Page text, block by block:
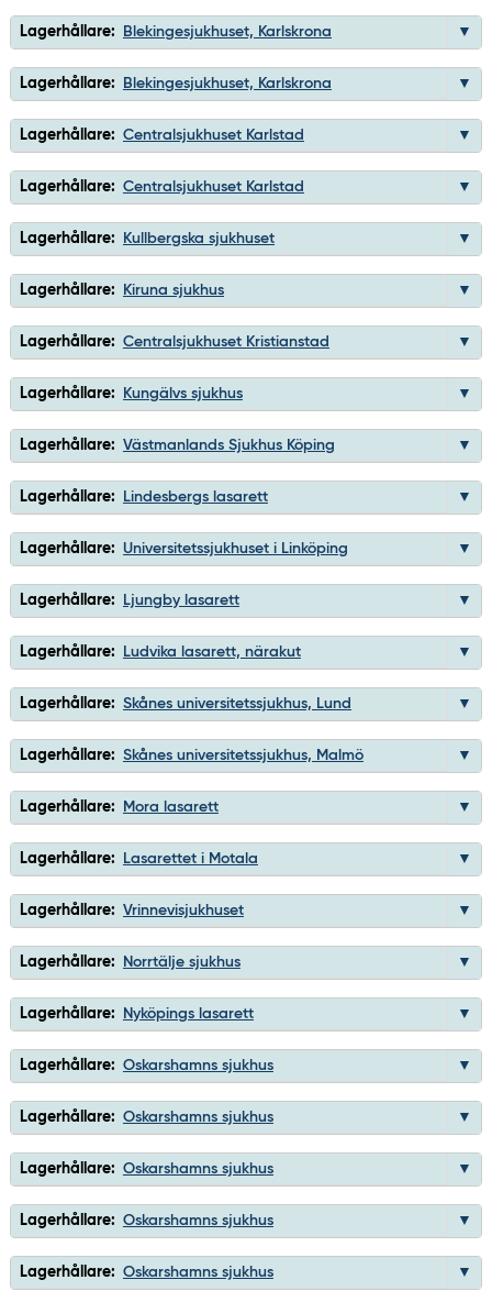
Lagerhållare: Blekingesjukhuset, Karlskrona
Lagerhållare: Blekingesjukhuset, Karlskrona
Lagerhållare: Centralsjukhuset Karlstad
Lagerhållare: Centralsjukhuset Karlstad
Lagerhållare: Kullbergska sjukhuset
Lagerhållare: Kiruna sjukhus
Lagerhållare: Centralsjukhuset Kristianstad
Lagerhållare: Kungälvs sjukhus
Lagerhållare: Västmanlands Sjukhus Köping
Lagerhållare: Lindesbergs lasarett
Lagerhållare: Universitetssjukhuset i Linköping
Lagerhållare: Ljungby lasarett
Lagerhållare: Ludvika lasarett, närakut
Lagerhållare: Skånes universitetssjukhus, Lund
Lagerhållare: Skånes universitetssjukhus, Malmö
Lagerhållare: Mora lasarett
Lagerhållare: Lasarettet i Motala
Lagerhållare: Vrinnevisjukhuset
Lagerhållare: Norrtälje sjukhus
Lagerhållare: Nyköpings lasarett
Lagerhållare: Oskarshamns sjukhus
Lagerhållare: Oskarshamns sjukhus
Lagerhållare: Oskarshamns sjukhus
Lagerhållare: Oskarshamns sjukhus
Lagerhållare: Oskarshamns sjukhus